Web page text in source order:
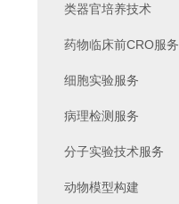
类器官培养技术
药物临床前CRO服务
细胞实验服务
病理检测服务
分子实验技术服务
动物模型构建